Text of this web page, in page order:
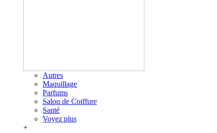
Autres
Maquillage
Parfums
Salon de Coiffure
Santé
Voyez plus
+